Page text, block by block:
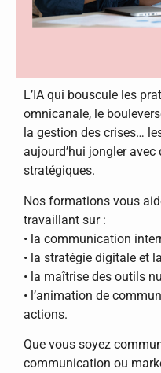
L’IA qui bouscule les
omnicanale, le
la gestion des crises…
aujourd’hui jongler
stratégiques.
Nos formations vous
travaillant sur :
• la communication
• la stratégie digitale et
• la maîtrise des outils
• l’animation de
actions.
Que vous soyez
communication ou